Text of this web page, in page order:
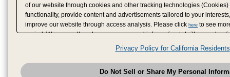
of our website through cookies and other tracking technologies
functionality, provide content and advertisements tailored to your
improve our website through access analysis. Please click here to see
period. We may sell or share your personal information to/with our
analytics service partners. These partners may combine the data shared
have provided to them or that they have collected from your use of their
analyze and optimize advertisements delivered to you by businesses
have the right to opt out of sale or share of your personal information by
Privacy Policy for California Residents
Do Not Sell or Share My Personal